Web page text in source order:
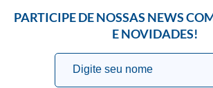
PARTICIPE DE NOSSAS NEWS
E NOVIDADES!